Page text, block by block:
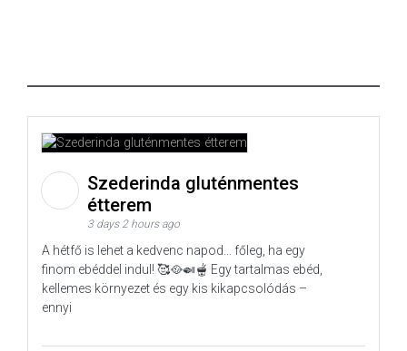
Szederinda gluténmentes
étterem
3 days 2 hours ago
A hétfő is lehet a kedvenc napod… főleg, ha egy
finom ebéddel indul! 🥰🥘🍛🫕 Egy tartalmas ebéd,
kellemes környezet és egy kis kikapcsolódás –
ennyi